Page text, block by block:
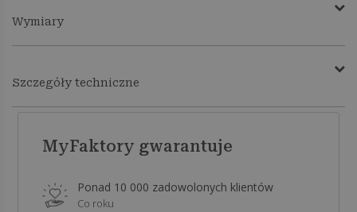
Wymiary
Szczegóły techniczne
MyFaktory gwarantuje
Ponad 10 000 zadowolonych klientów
Co roku